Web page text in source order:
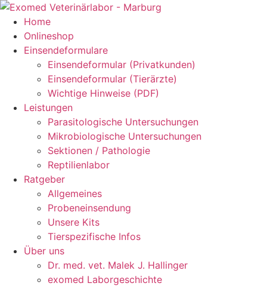
Zum
Inhalt
springen
Home
Onlineshop
Einsendeformulare
Einsendeformular (Privatkunden)
Einsendeformular (Tierärzte)
Wichtige Hinweise (PDF)
Leistungen
Parasitologische Untersuchungen
Mikrobiologische Untersuchungen
Sektionen / Pathologie
Reptilienlabor
Ratgeber
Allgemeines
Probeneinsendung
Unsere Kits
Tierspezifische Infos
Über uns
Dr. med. vet. Malek J. Hallinger
exomed Laborgeschichte